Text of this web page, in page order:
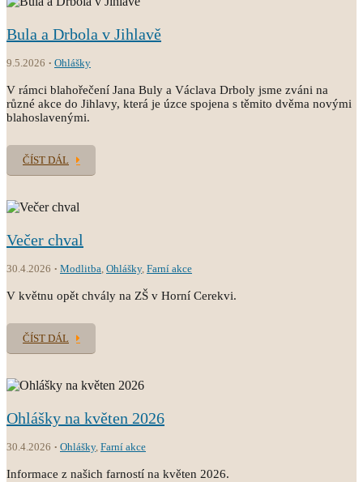
Bula a Drbola v Jihlavě
9.5.2026 Ohlášky
V rámci blahořečení Jana Buly a Václava Drboly jsme zváni na
různé akce do Jihlavy, která je úzce spojena s těmito dvěma novými
blahoslavenými.
ČÍST DÁL
Večer chval
30.4.2026 Modlitba, Ohlášky, Farní akce
V květnu opět chvály na ZŠ v Horní Cerekvi.
ČÍST DÁL
Ohlášky na květen 2026
30.4.2026 Ohlášky, Farní akce
Informace z našich farností na květen 2026.